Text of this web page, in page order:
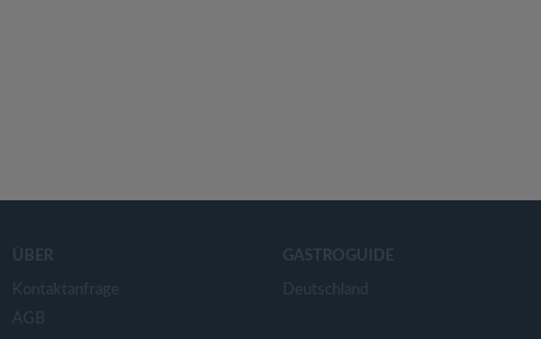
ÜBER
Kontaktanfrage
AGB
GASTROGUIDE
Deutschland